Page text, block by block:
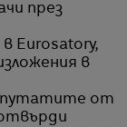
през
Eurosatory,
в
от